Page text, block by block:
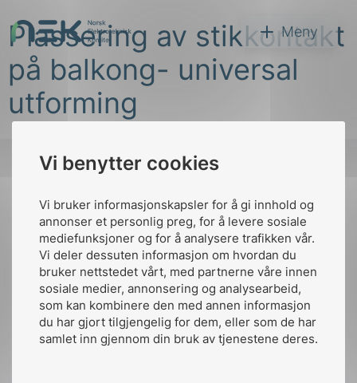
Vi benytter cookies
Vi bruker informasjonskapsler for å gi innhold og
annonser et personlig preg, for å levere sosiale
mediefunksjoner og for å analysere trafikken vår.
Vi deler dessuten informasjon om hvordan du
bruker nettstedet vårt, med partnerne våre innen
sosiale medier, annonsering og analysearbeid,
som kan kombinere den med annen informasjon
du har gjort tilgjengelig for dem, eller som de har
samlet inn gjennom din bruk av tjenestene deres.
til
innhold
NEK Meny
Søk
Plassering av stikkontakt
på balkong- universal
utforming
Kontakt oss
Ansatte
nek@nek.no
Bruk av Cookies
Til
toppen